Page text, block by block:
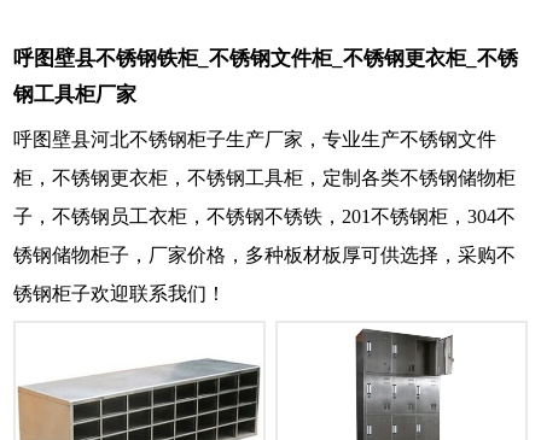
呼图壁县不锈钢铁柜_不锈钢文件柜_不锈钢更衣柜_不锈
钢工具柜厂家
呼图壁县河北不锈钢柜子生产厂家，专业生产不锈钢文件
柜，不锈钢更衣柜，不锈钢工具柜，定制各类不锈钢储物柜
子，不锈钢员工衣柜，不锈钢不锈铁，201不锈钢柜，304不
锈钢储物柜子，厂家价格，多种板材板厚可供选择，采购不
锈钢柜子欢迎联系我们！